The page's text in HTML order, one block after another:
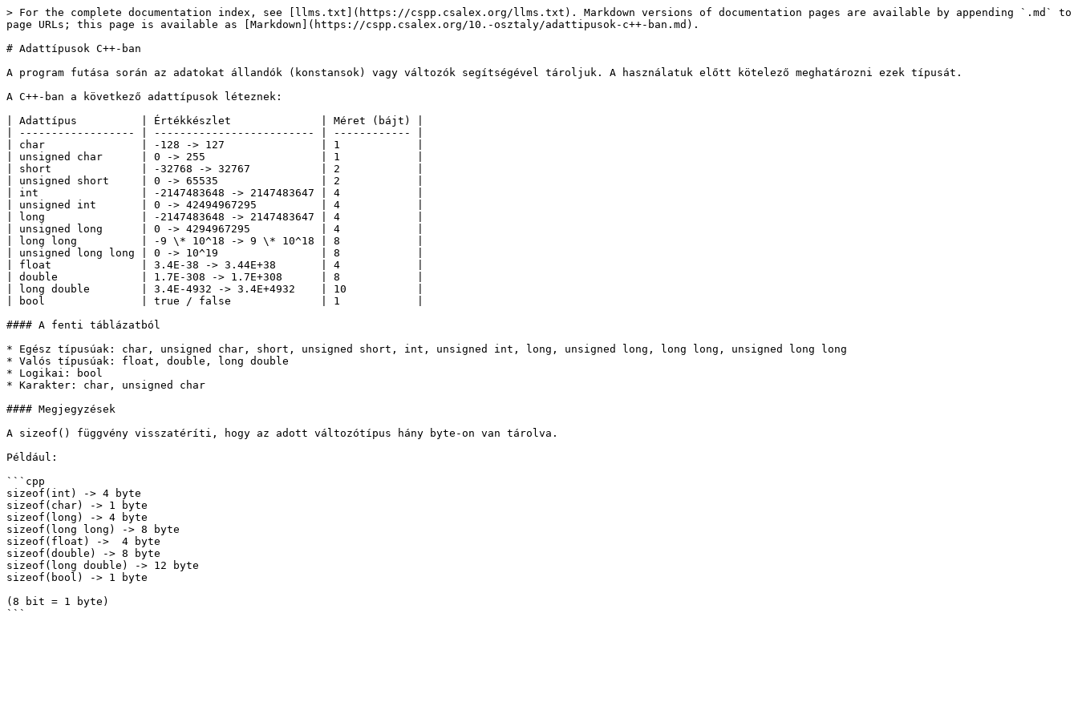
> For the complete documentation index, see [llms.txt](https://cspp.csalex.org/llms.txt). Markdown versions of documentation pages are available by appending `.md` to
page URLs; this page is available as [Markdown](https://cspp.csalex.org/10.-osztaly/adattipusok-c++-ban.md).
# Adattípusok C++-ban
A program futása során az adatokat állandók (konstansok) vagy változók segítségével tároljuk. A használatuk előtt kötelező meghatározni ezek típusát.
A C++-ban a következő adattípusok léteznek:
| Adattípus          | Értékkészlet              | Méret (bájt) |
| ------------------ | ------------------------- | ------------ |
| char               | -128 -> 127               | 1            |
| unsigned char      | 0 -> 255                  | 1            |
| short              | -32768 -> 32767           | 2            |
| unsigned short     | 0 -> 65535                | 2            |
| int                | -2147483648 -> 2147483647 | 4            |
| unsigned int       | 0 -> 42494967295          | 4            |
| long               | -2147483648 -> 2147483647 | 4            |
| unsigned long      | 0 -> 4294967295           | 4            |
| long long          | -9 \* 10^18 -> 9 \* 10^18 | 8            |
| unsigned long long | 0 -> 10^19                | 8            |
| float              | 3.4E-38 -> 3.44E+38       | 4            |
| double             | 1.7E-308 -> 1.7E+308      | 8            |
| long double        | 3.4E-4932 -> 3.4E+4932    | 10           |
| bool               | true / false              | 1            |
#### A fenti táblázatból
* Egész típusúak: char, unsigned char, short, unsigned short, int, unsigned int, long, unsigned long, long long, unsigned long long
* Valós típusúak: float, double, long double
* Logikai: bool
* Karakter: char, unsigned char
#### Megjegyzések
A sizeof() függvény visszatéríti, hogy az adott változótípus hány byte-on van tárolva.
Például:
```cpp
sizeof(int) -> 4 byte
sizeof(char) -> 1 byte
sizeof(long) -> 4 byte
sizeof(long long) -> 8 byte
sizeof(float) ->  4 byte
sizeof(double) -> 8 byte
sizeof(long double) -> 12 byte
sizeof(bool) -> 1 byte
(8 bit = 1 byte)